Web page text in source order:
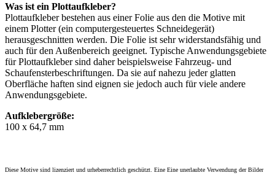
Was ist ein Plottaufkleber?
Plottaufkleber bestehen aus einer Folie aus den die Motive mit
einem Plotter (ein computergesteuertes Schneidegerät)
herausgeschnitten werden. Die Folie ist sehr widerstandsfähig und
auch für den Außenbereich geeignet. Typische Anwendungsgebiete
für Plottaufkleber sind daher beispielsweise Fahrzeug- und
Schaufensterbeschriftungen. Da sie auf nahezu jeder glatten
Oberfläche haften sind eignen sie jedoch auch für viele andere
Anwendungsgebiete.
Aufklebergröße:
100 x 64,7 mm
Diese Motive sind lizenziert und urheberrechtlich geschützt. Eine Eine unerlaubte Verwendung der Bilder